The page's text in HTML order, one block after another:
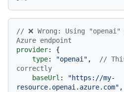
// ❌ Wrong: Using
Azure endpoint
provider: {
type: "openai" , //
correctly
baseUrl :
"https://my-
resource.openai.azure.com" ,